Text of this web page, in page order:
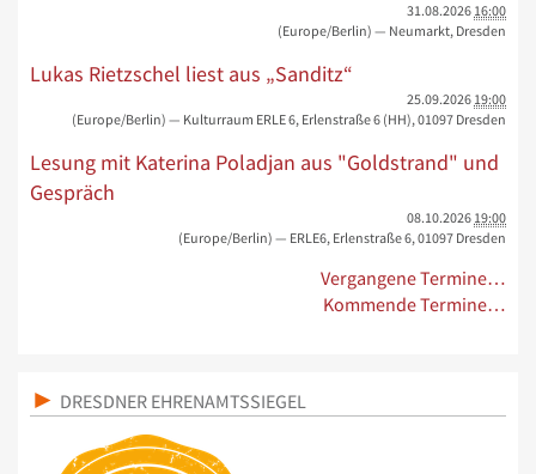
31.08.2026 16:00
(Europe/Berlin) — Neumarkt, Dresden
Lukas Rietzschel liest aus „Sanditz“
25.09.2026 19:00
(Europe/Berlin) — Kulturraum ERLE 6, Erlenstraße 6 (HH), 01097 Dresden
Lesung mit Katerina Poladjan aus "Goldstrand" und
Gespräch
08.10.2026 19:00
(Europe/Berlin) — ERLE6, Erlenstraße 6, 01097 Dresden
Vergangene Termine…
Kommende Termine…
DRESDNER EHRENAMTSSIEGEL